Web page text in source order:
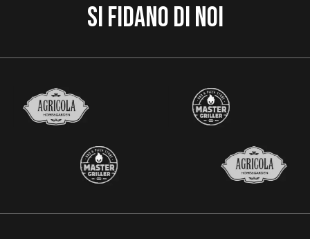
Si fidano di noi